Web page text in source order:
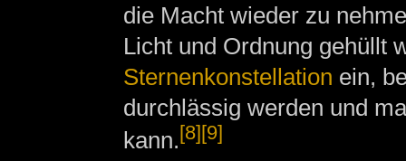
die Macht wieder zu
Licht und Ordnung gehüllt
Sternenkonstellation ein,
durchlässig werden und
kann.[8][9]